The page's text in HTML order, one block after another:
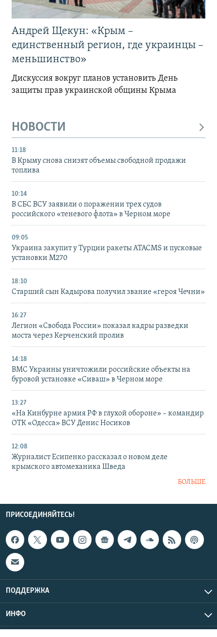
Андрей Щекун: «Крым –
единственный регион, где украинцы –
меньшинство»
Дискуссия вокруг планов установить День
защиты прав украинской общины Крыма
НОВОСТИ
11:18
В Крыму снова снизят объемы свободной продажи
топлива
10:14
В СБС ВСУ заявили о поражении трех судов
российского «теневого флота» в Черном море
09:05
Украина закупит у Турции ракеты ATACMS и пусковые
установки M270
18:10
Старший сын Кадырова получил звание «героя Чечни»
16:27
Легион «Свобода России» показал кадры разведки
моста через Керченский пролив
14:18
ВМС Украины уничтожили российские объекты на
буровой установке «Сиваш» в Черном море
13:27
«На Кинбурне армия РФ в глухой обороне» – командир
ОТК «Одесса» ВСУ Денис Носиков
12:08
Журналист Есипенко рассказал о новом деле
крымского автомеханика Шведа
БОЛЬШЕ
ПРИСОЕДИНЯЙТЕСЬ!
ПОДДЕРЖКА
ИНФО